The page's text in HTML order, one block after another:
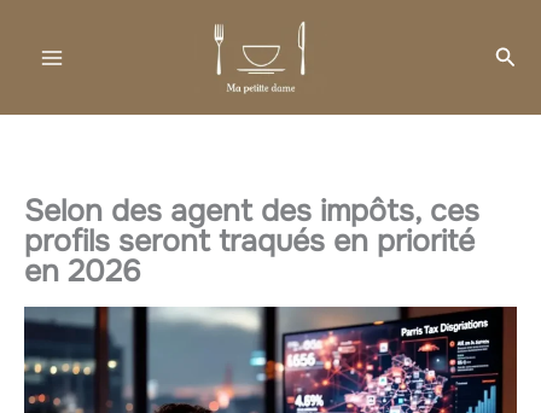
Selon des agent des impôts, ces
profils seront traqués en priorité
en 2026